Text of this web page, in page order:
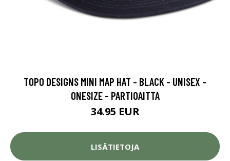
TOPO DESIGNS MINI MAP HAT - BLACK - UNISEX -
ONESIZE - PARTIOAITTA
34.95 EUR
LISÄTIETOJA